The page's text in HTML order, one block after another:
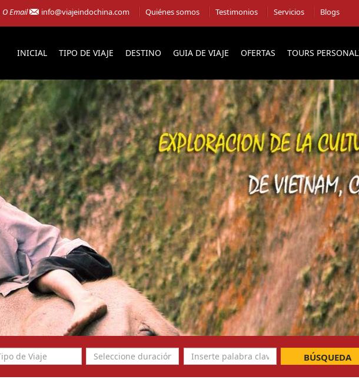
O Email info@viajeindochina.com Quiénes somos Testimonios Servicios Blogs
INICIAL TIPO DE VIAJE DESTINO GUIA DE VIAJE OFERTAS TOURS
BÚSQUEDA